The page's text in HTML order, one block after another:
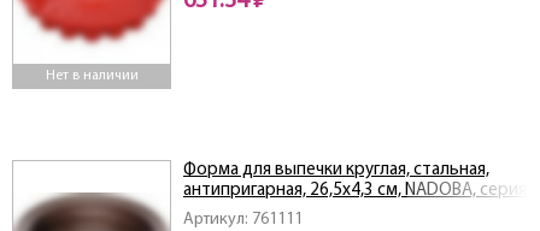
Нет в наличии
Артикул: 761111
Форма для выпечки круглая, стальная,
антипригарная, 26,5х4,3 см, NADOBA, серия
LIBA